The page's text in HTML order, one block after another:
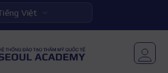
Việt